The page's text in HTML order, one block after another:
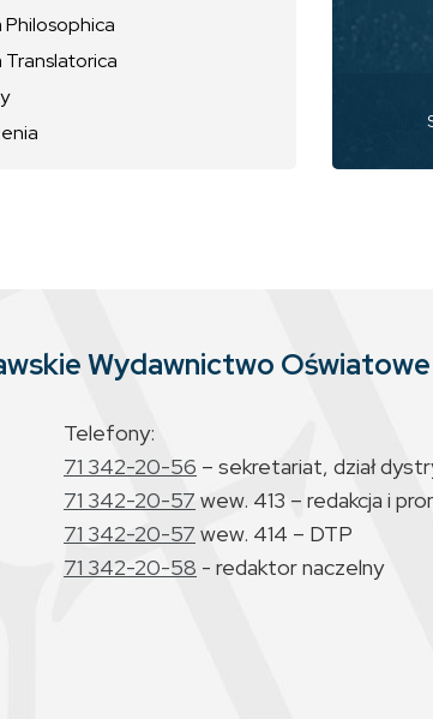
Philosophica
Translatorica
Wydawnictwo Oświatowe
Telefony:
71 342-20-56 – sekretariat, dział
71 342-20-57 wew. 413 – redakcja i
71 342-20-57 wew. 414 – DTP
71 342-20-58 - redaktor naczelny